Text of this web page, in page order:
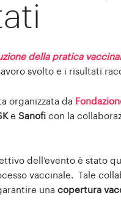
della pratica
svolto e i risultati
organizzata da
e Sanofi con la
dell’evento è stato
vaccinale. Tale
una copertura